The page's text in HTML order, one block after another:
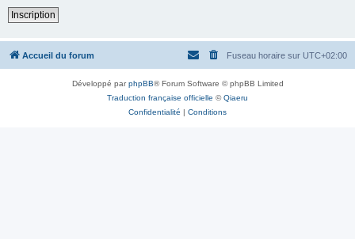
Inscription
Accueil du forum Fuseau horaire sur UTC+02:00
Développé parphpBB® Forum Software © phpBB Limited
Traduction française officielle ©Qiaeru
Confidentialité | Conditions